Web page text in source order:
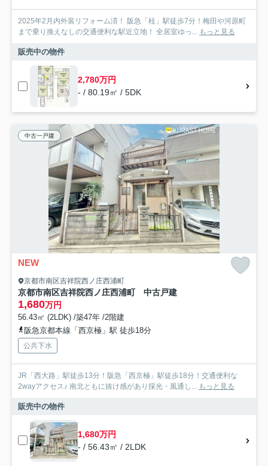
2025年2月内外装リフォーム済！ 阪急「桂」駅徒歩7分！梅田や河原町
まで乗り換えなしの交通便利な駅近立地！ 全居室ゆっ... もっと見る
販売中の物件
2,780万円
- / 80.19㎡ / 5DK
中古一戸建
NEW
京都市南区吉祥院西ノ庄西浦町
京都市南区吉祥院西ノ庄西浦町 中古戸建
1,680万円
56.43㎡ (2LDK) /築47年 /2階建
阪急京都本線「西京極」駅 徒歩18分
公共下水
JR「西大路」駅徒歩13分！阪急「西京極」駅徒歩18分！交通便利な
2wayアクセス♪ 南北ともに抜け感があり採光・風通し...
もっと見る
販売中の物件
1,680万円
- / 56.43㎡ / 2LDK